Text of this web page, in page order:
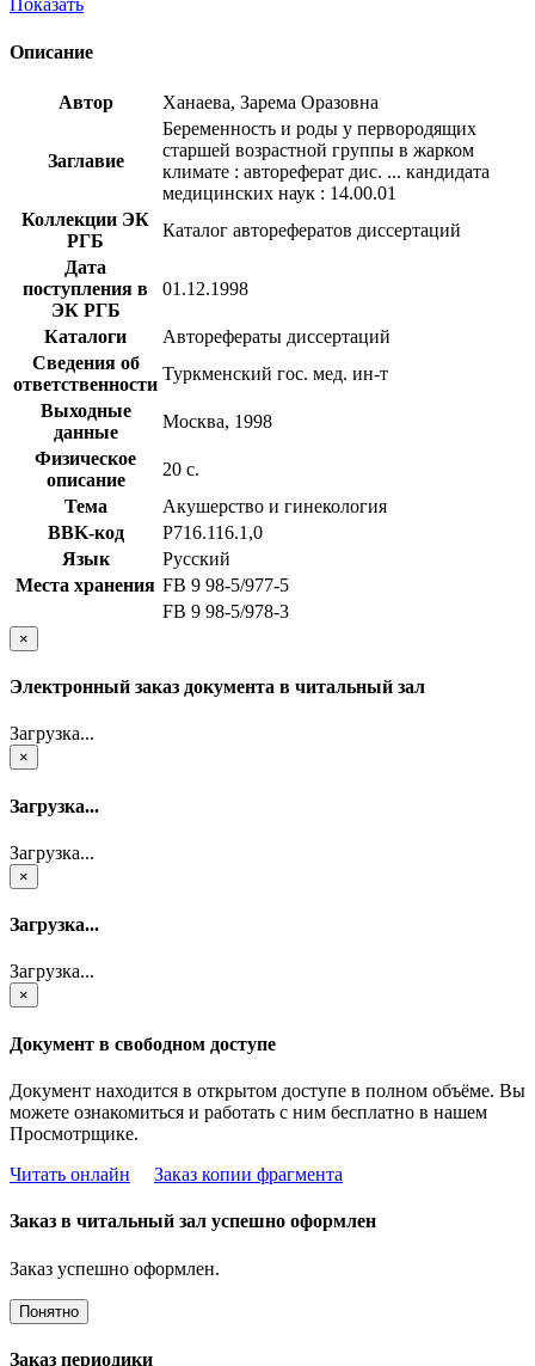
Показать
Описание
Автор Ханаева, Зарема Оразовна
Заглавие
Беременность и роды у первородящих
старшей возрастной группы в жарком
климате : автореферат дис. ... кандидата
медицинских наук : 14.00.01
Коллекции ЭК
РГБ
Каталог авторефератов диссертаций
Дата
поступления в
ЭК РГБ
01.12.1998
Каталоги
Авторефераты диссертаций
Сведения об
ответственности
Туркменский гос. мед. ин-т
Выходные
данные
Москва, 1998
Физическое
описание
20 с.
Тема
Акушерство и гинекология
BBK-код
Р716.116.1,0
Язык
Русский
Места хранения FB 9 98-5/977-5
FB 9 98-5/978-3
×
Электронный заказ документа в читальный зал
Загрузка...
×
Загрузка...
Загрузка...
×
Загрузка...
Загрузка...
×
Документ в свободном доступе
Документ находится в открытом доступе в полном объёме. Вы
можете ознакомиться и работать с ним бесплатно в нашем
Просмотрщике.
Читать онлайн
Заказ копии фрагмента
Заказ в читальный зал успешно оформлен
Заказ успешно оформлен.
Понятно
Заказ периодики